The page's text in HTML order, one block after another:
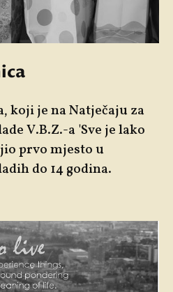
koji je na Natječaju za
V.B.Z.-a 'Sve je lako
prvo mjesto u
do 14 godina.